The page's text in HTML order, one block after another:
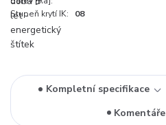
Stupeň krytí IK: 08
Kompletní specifikace
Komentáře